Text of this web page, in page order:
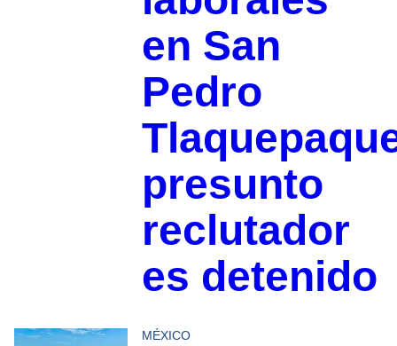
en San
Pedro
presunto
reclutador
es detenido
MÉXICO